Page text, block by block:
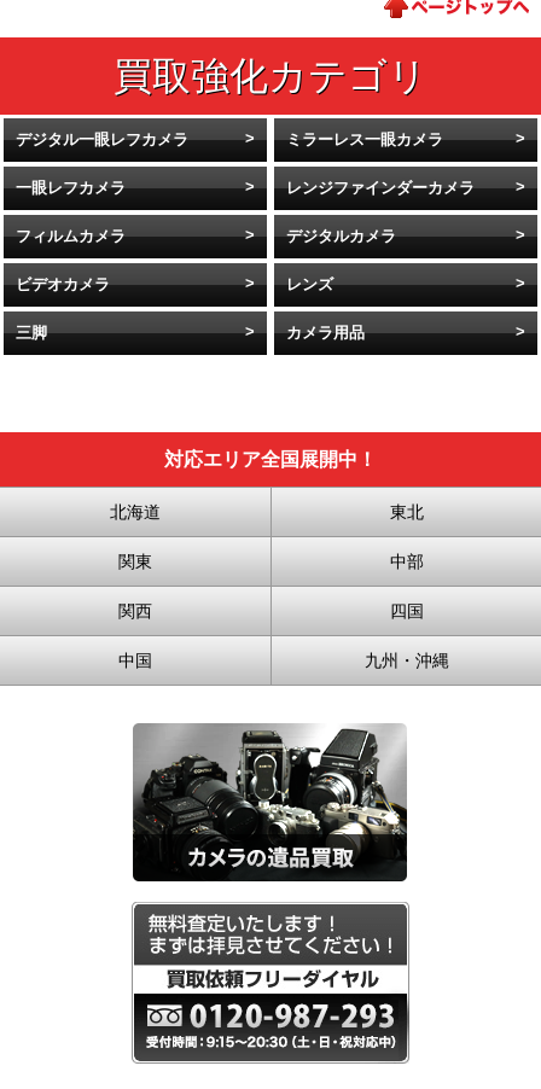
デジタル一眼レフカメラ ミラーレス一眼カメラ
一眼レフカメラ レンジファインダーカメラ
フィルムカメラ デジタルカメラ
ビデオカメラ レンズ
三脚 カメラ用品
対応エリア全国展開中！
北海道 東北
関東 中部
関西 四国
中国 九州・沖縄